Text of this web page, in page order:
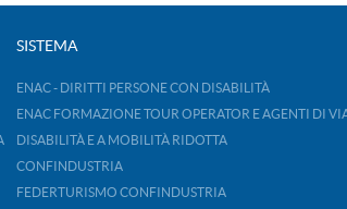
SISTEMA
ENAC - DIRITTI PERSONE CON DISABILITÀ
ENAC FORMAZIONE TOUR OPERATOR E AGENTI DI
DISABILITÀ E A MOBILITÀ RIDOTTA
CONFINDUSTRIA
FEDERTURISMO CONFINDUSTRIA